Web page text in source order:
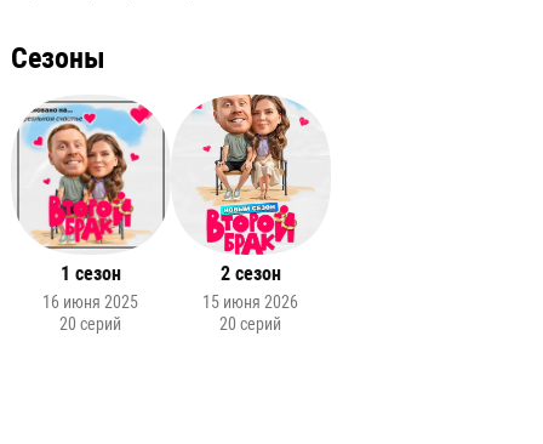
Сезоны
1 сезон
16 июня 2025
20 серий
2 сезон
15 июня 2026
20 серий